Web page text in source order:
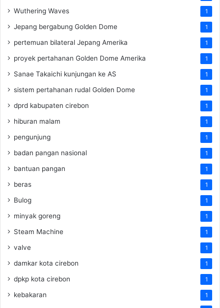
Wuthering Waves 1
Jepang bergabung Golden Dome 1
pertemuan bilateral Jepang Amerika 1
proyek pertahanan Golden Dome Amerika 1
Sanae Takaichi kunjungan ke AS 1
sistem pertahanan rudal Golden Dome 1
dprd kabupaten cirebon 1
hiburan malam 1
pengunjung 1
badan pangan nasional 1
bantuan pangan 1
beras 1
Bulog 1
minyak goreng 1
Steam Machine 1
valve 1
damkar kota cirebon 1
dpkp kota cirebon 1
kebakaran 1